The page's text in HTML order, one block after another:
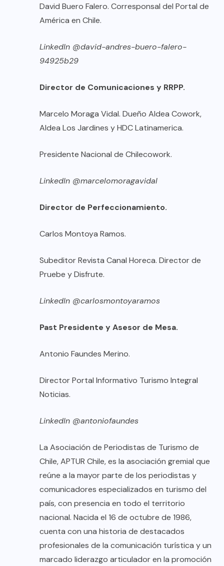
David Buero Falero. Corresponsal del Portal de
América en Chile.
LinkedIn @david-andres-buero-falero-
94925b29
Director de Comunicaciones y RRPP.
Marcelo Moraga Vidal. Dueño Aldea Cowork,
Aldea Los Jardines y HDC Latinamerica.
Presidente Nacional de Chilecowork.
LinkedIn @marcelomoragavidal
Director de Perfeccionamiento.
Carlos Montoya Ramos.
Subeditor Revista Canal Horeca. Director de
Pruebe y Disfrute.
LinkedIn @carlosmontoyaramos
Past Presidente y Asesor de Mesa.
Antonio Faundes Merino.
Director Portal Informativo Turismo Integral
Noticias.
LinkedIn @antoniofaundes
La Asociación de Periodistas de Turismo de
Chile, APTUR Chile, es la asociación gremial que
reúne a la mayor parte de los periodistas y
comunicadores especializados en turismo del
país, con presencia en todo el territorio
nacional. Nacida el 16 de octubre de 1986,
cuenta con una historia de destacados
profesionales de la comunicación turística y un
marcado liderazgo articulador en la promoción